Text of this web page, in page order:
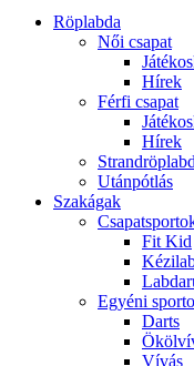
Röplabda
Női csapat
Hírek
Férfi csapat
Hírek
Utánpótlás
Szakágak
Fit Kid
Egyéni
Darts
Vívás